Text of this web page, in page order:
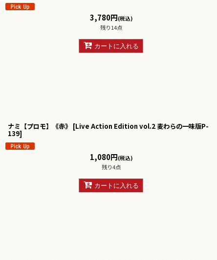
3,780円(税込)
残り14点
カートに入れる
ナミ【プロモ】《赤》 [Live Action Edition vol.2 麦わらの一味版P-
139]
1,080円(税込)
残り4点
カートに入れる